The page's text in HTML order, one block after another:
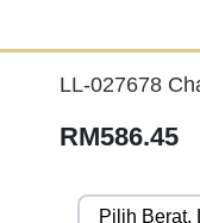
LL-027678
RM586.45